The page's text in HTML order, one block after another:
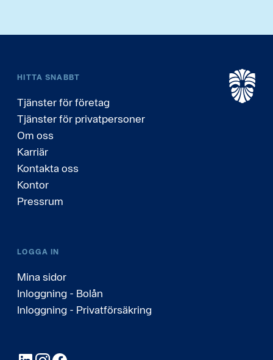
HITTA SNABBT
Tjänster för företag
Tjänster för privatpersoner
Om oss
Karriär
Kontakta oss
Kontor
Pressrum
LOGGA IN
Mina sidor
Inloggning - Bolån
Inloggning - Privatförsäkring
LinkedInInstagram